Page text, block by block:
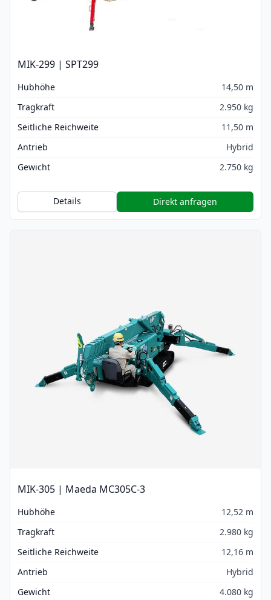
MIK-299 | SPT299
Hubhöhe
14,50 m
Tragkraft
2.950 kg
Seitliche Reichweite
11,50 m
Antrieb
Hybrid
Gewicht
2.750 kg
Details Direkt anfragen
MIK-305 | Maeda MC305C-3
Hubhöhe
12,52 m
Tragkraft
2.980 kg
Seitliche Reichweite
12,16 m
Antrieb
Hybrid
Gewicht
4.080 kg